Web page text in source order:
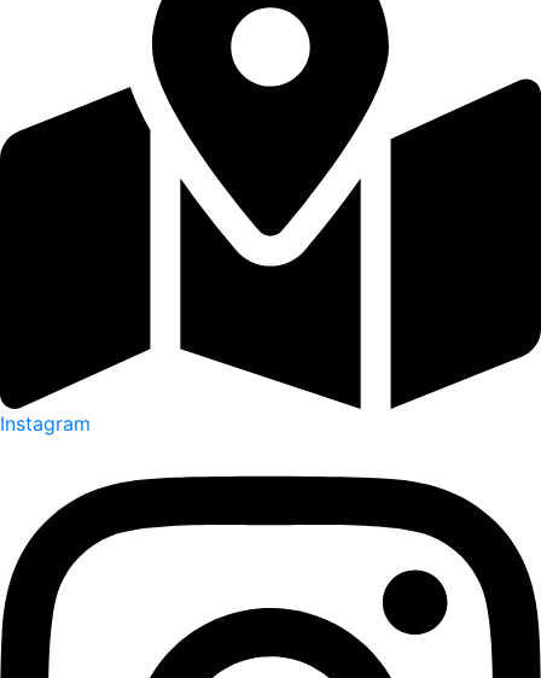
Instagram